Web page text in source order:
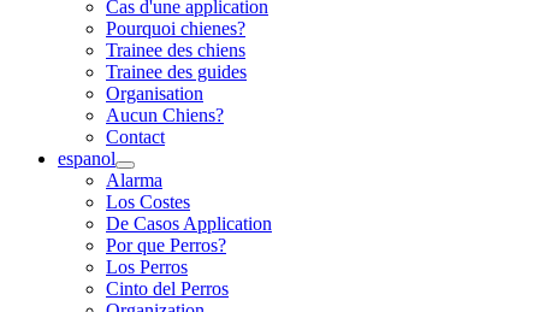
Cas d'une application
Pourquoi chienes?
Trainee des chiens
Trainee des guides
Organisation
Aucun Chiens?
Contact
espanol
Alarma
Los Costes
De Casos Application
Por que Perros?
Los Perros
Cinto del Perros